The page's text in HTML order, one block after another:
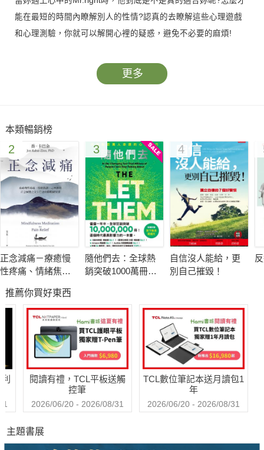
能在最短的時間內瞭解別人的性情?認真的去瞭解這些心理遊戲
和心理測驗，你就可以解開心裡的疑惑，避免不必要的麻煩!
更多
本類暢銷榜
2
正念減痛－療癒慢
性疼痛、情緒焦
念減壓之父卡巴金
的靜觀練習課
3
隨他們去：全球熱
銷突破1000萬冊現
巧【附放下執念明
信片圖】
4
自信沒人能給，更
別自己摧毀！
推薦你買好東西
閱讀有禮，TCL平板送觸
控筆
2026/06/20 - 2026/08/31
TCL數位筆記本送月讀包1
年
2026/06/20 - 2026/08/31
主題書展